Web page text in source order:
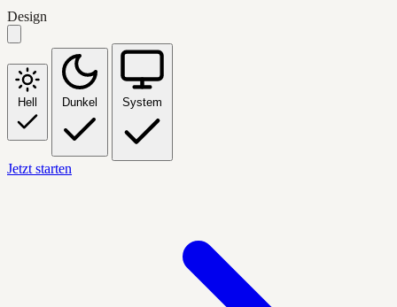
Design
Hell Dunkel System
Jetzt starten